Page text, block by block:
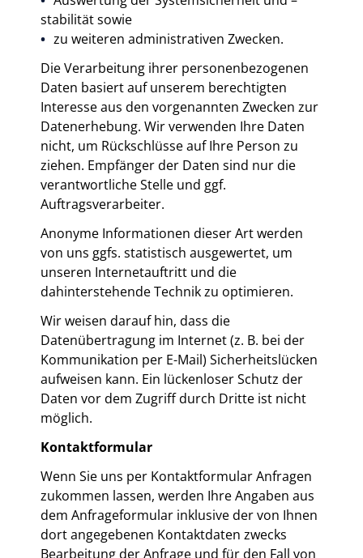
stabilität sowie
zu weiteren administrativen Zwecken.
Die Verarbeitung ihrer personenbezogenen
Daten basiert auf unserem berechtigten
Interesse aus den vorgenannten Zwecken zur
Datenerhebung. Wir verwenden Ihre Daten
nicht, um Rückschlüsse auf Ihre Person zu
ziehen. Empfänger der Daten sind nur die
verantwortliche Stelle und ggf.
Auftragsverarbeiter.
Anonyme Informationen dieser Art werden
von uns ggfs. statistisch ausgewertet, um
unseren Internetauftritt und die
dahinterstehende Technik zu optimieren.
Wir weisen darauf hin, dass die
Datenübertragung im Internet (z. B. bei der
Kommunikation per E-Mail) Sicherheitslücken
aufweisen kann. Ein lückenloser Schutz der
Daten vor dem Zugriff durch Dritte ist nicht
möglich.
Kontaktformular
Wenn Sie uns per Kontaktformular Anfragen
zukommen lassen, werden Ihre Angaben aus
dem Anfrageformular inklusive der von Ihnen
dort angegebenen Kontaktdaten zwecks
Bearbeitung der Anfrage und für den Fall von